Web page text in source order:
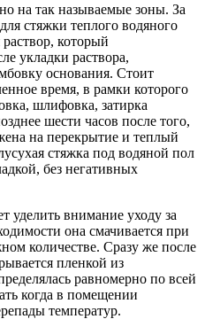
на так называемые зоны. За
стяжки теплого водяного
который
укладки раствора,
основания. Стоит
время, в рамки которого
шлифовка, затирка
шести часов после того,
на перекрытие и теплый
стяжка под водяной пол
без негативных
уделить внимание уходу за
она смачивается при
количестве. Сразу же после
пленкой из
равномерно по всей
когда в помещении
температур.